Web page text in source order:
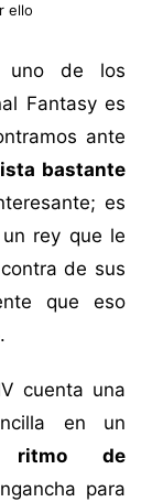
ello
uno de los
Fantasy es
ante
bastante
es
rey que le
de sus
que eso
cuenta una
en un
ritmo de
para